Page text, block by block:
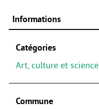
Informations
Catégories
Art, culture et science
Commune